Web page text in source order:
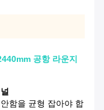
공항 라운지
함을 균형 잡아야 합